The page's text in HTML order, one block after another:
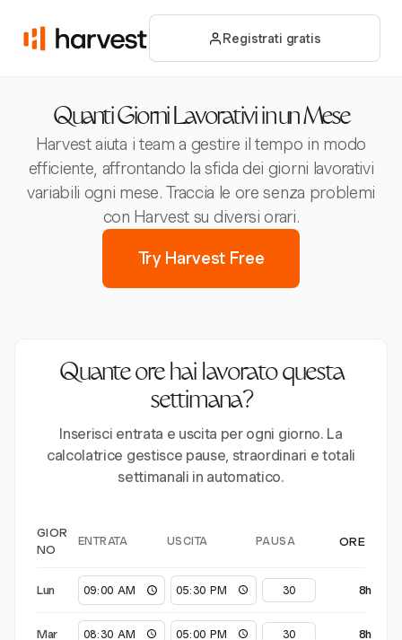
Registrati gratis
Quanti Giorni Lavorativi in un Mese
Harvest aiuta i team a gestire il tempo in modo
efficiente, affrontando la sfida dei giorni lavorativi
variabili ogni mese. Traccia le ore senza problemi
con Harvest su diversi orari.
Try Harvest Free
Quante ore hai lavorato questa
settimana?
Inserisci entrata e uscita per ogni giorno. La
calcolatrice gestisce pause, straordinari e totali
settimanali in automatico.
GIOR
NO
ENTRATA USCITA PAUSA ORE
Lun 8h
Mar 8h